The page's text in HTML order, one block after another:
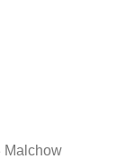
Malchow